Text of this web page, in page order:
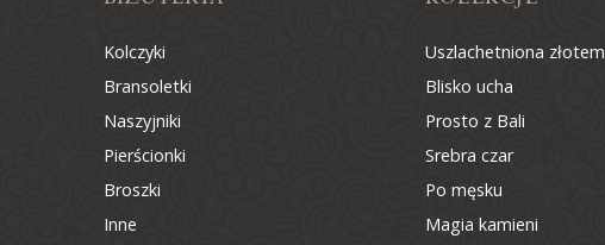
Kolczyki
Bransoletki
Naszyjniki
Pierścionki
Broszki
Inne
Uszlachetniona złotem
Blisko ucha
Prosto z Bali
Srebra czar
Po męsku
Magia kamieni